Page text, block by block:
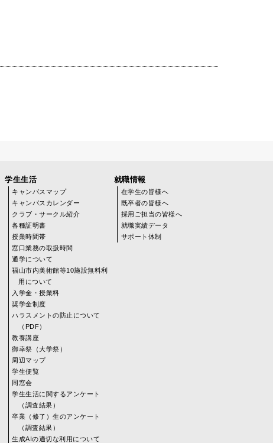
学生生活
キャンパスマップ
キャンパスカレンダー
クラブ・サークル紹介
各種証明書
授業時間帯
窓口業務の取扱時間
通学について
福山市内美術館等10施設無料利
用について
入学金・授業料
奨学金制度
ハラスメントの防止について
（PDF）
教養講座
御幸祭（大学祭）
周辺マップ
学生便覧
同窓会
学生生活に関するアンケート
（調査結果）
卒業（修了）生のアンケート
（調査結果）
生成AIの適切な利用について
就職情報
在学生の皆様へ
既卒者の皆様へ
採用ご担当の皆様へ
就職実績データ
サポート体制